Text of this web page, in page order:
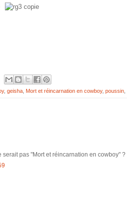
, geisha Mort et réincarnation en cowboy, poussin
serait pas "Mort et réincarnation en cowboy" ?